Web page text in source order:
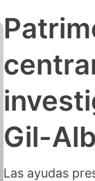
Gil-
Las ayudas